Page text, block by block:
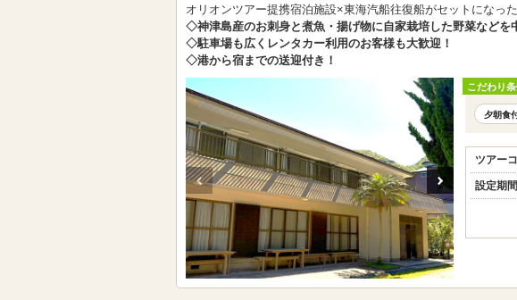
オリオンツアー提携宿泊施設×東海汽船往復船がセットになった
◇神津島産のお刺身と煮魚・揚げ物に自家栽培した野菜などを
◇駐車場も広くレンタカー利用のお客様も大歓迎！
◇港から宿までの送迎付き！
こだわり
夕朝食
ツアー
設定期間